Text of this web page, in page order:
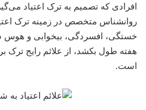
افرادی که تصمیم به ترک اعتیاد
روانشناس متخصص در زمینه ترک
هفته طول بکشد، از علائم رایج
است.